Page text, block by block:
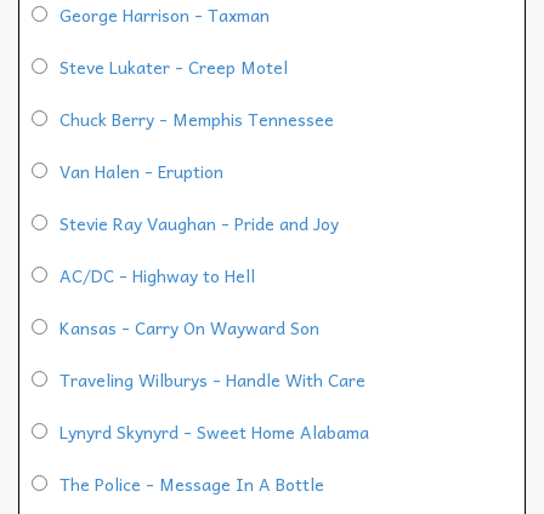
George Harrison - Taxman
Steve Lukater - Creep Motel
Chuck Berry - Memphis Tennessee
Van Halen - Eruption
Stevie Ray Vaughan - Pride and Joy
AC/DC - Highway to Hell
Kansas - Carry On Wayward Son
Traveling Wilburys - Handle With Care
Lynyrd Skynyrd - Sweet Home Alabama
The Police - Message In A Bottle